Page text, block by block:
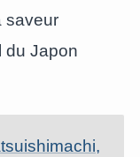
saveur
du Japon